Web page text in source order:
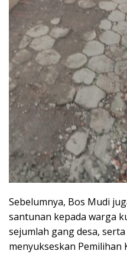
Sebelumnya, Bos Mudi
santunan kepada warga
sejumlah gang desa,
menyukseskan Pemilihan